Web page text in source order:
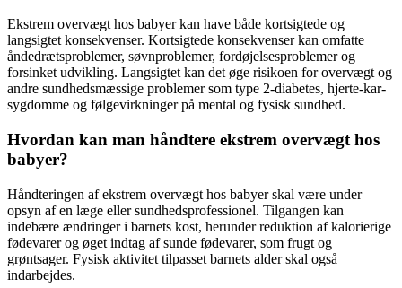
Ekstrem overvægt hos babyer kan have både kortsigtede og
langsigtet konsekvenser. Kortsigtede konsekvenser kan omfatte
åndedrætsproblemer, søvnproblemer, fordøjelsesproblemer og
forsinket udvikling. Langsigtet kan det øge risikoen for overvægt og
andre sundhedsmæssige problemer som type 2-diabetes, hjerte-kar-
sygdomme og følgevirkninger på mental og fysisk sundhed.
Hvordan kan man håndtere ekstrem overvægt hos
babyer?
Håndteringen af ekstrem overvægt hos babyer skal være under
opsyn af en læge eller sundhedsprofessionel. Tilgangen kan
indebære ændringer i barnets kost, herunder reduktion af kalorierige
fødevarer og øget indtag af sunde fødevarer, som frugt og
grøntsager. Fysisk aktivitet tilpasset barnets alder skal også
indarbejdes.